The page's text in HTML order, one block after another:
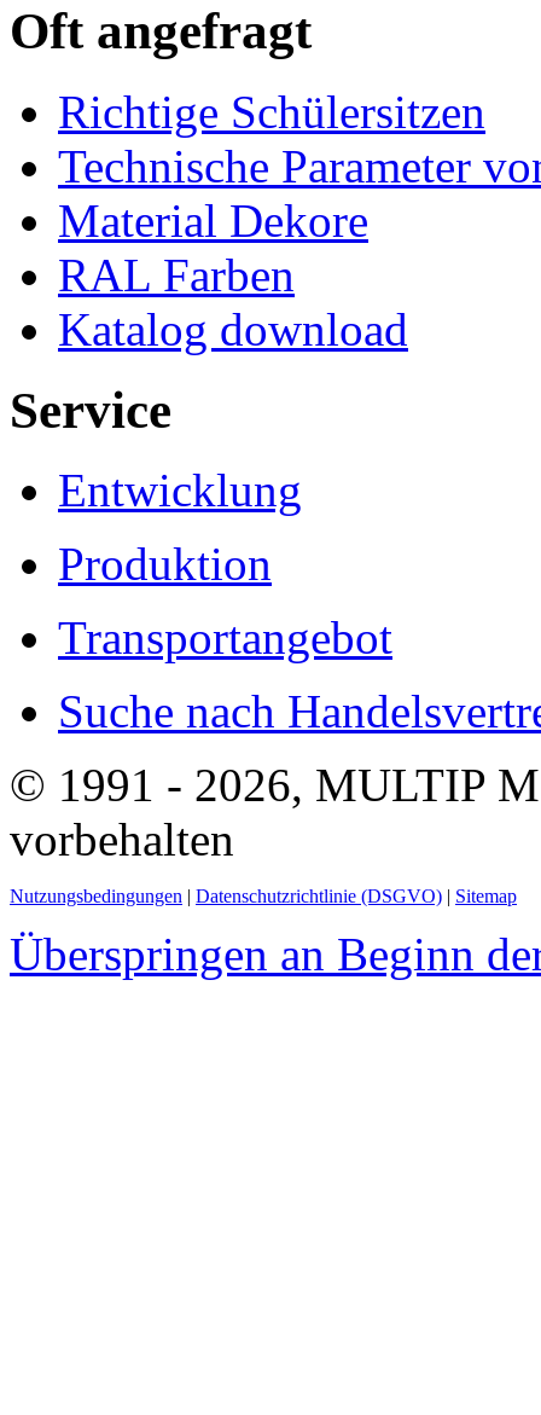
Oft angefragt
Richtige Schülersitzen
Technische Parameter
Material Dekore
RAL Farben
Katalog download
Service
Entwicklung
Produktion
Transportangebot
Suche nach
© 1991 - 2026, MULTIP
vorbehalten
Nutzungsbedingungen Datenschutzrichtlinie (DSGVO) Sitemap
Überspringen an Beginn